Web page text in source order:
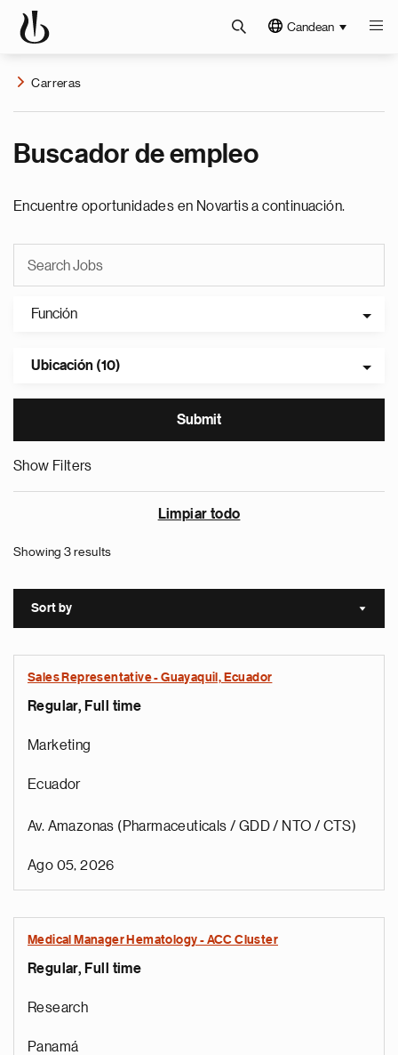
Candean
Carreras
Buscador de empleo
Encuentre oportunidades en Novartis a continuación.
Función
Ubicación (10)
Show Filters
Limpiar todo
Showing 3 results
Sort by Sort
Sales Representative - Guayaquil, Ecuador
Regular, Full time
Marketing
Ecuador
Av. Amazonas (Pharmaceuticals / GDD / NTO / CTS)
Ago 05, 2026
Medical Manager Hematology - ACC Cluster
Regular, Full time
Research
Panamá